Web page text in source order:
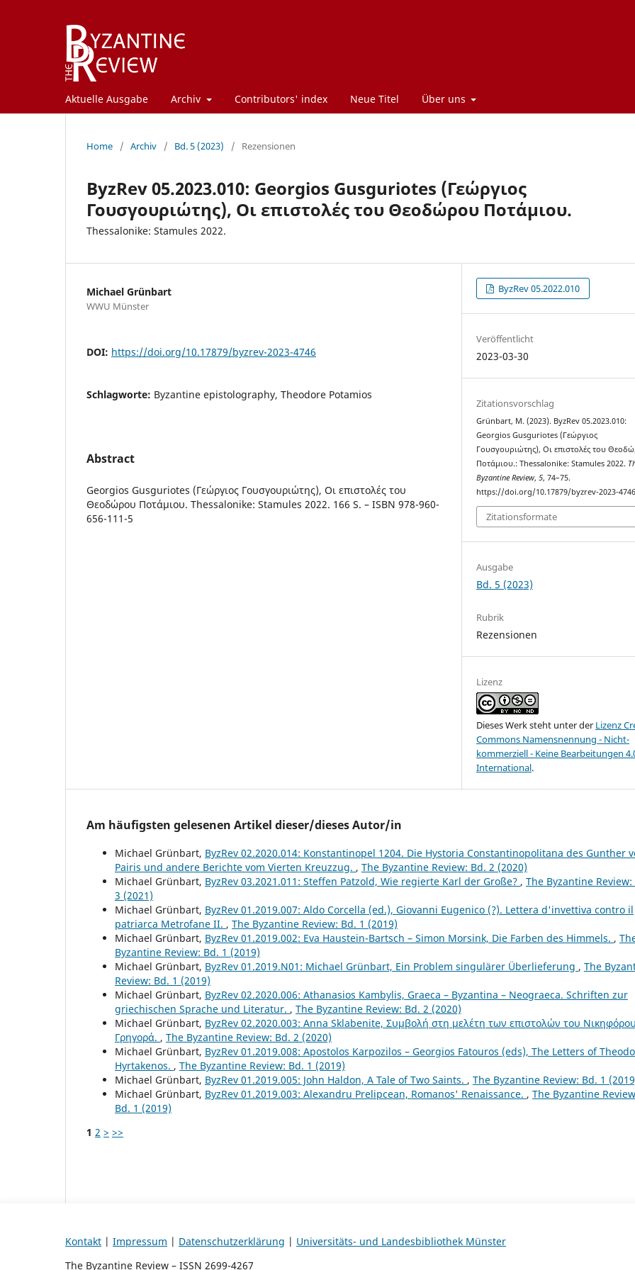
Aktuelle Ausgabe Archiv Contributors' index Neue Titel Über uns
Home / Archiv / Bd. 5 (2023) / Rezensionen
ByzRev 05.2023.010: Georgios Gusguriotes (Γεώργιος
Γουσγουριώτης), Οι επιστολές του Θεοδώρου Ποτάμιου.
Thessalonike: Stamules 2022.
Michael Grünbart
WWU Münster
DOI: https://doi.org/10.17879/byzrev-2023-4746
Schlagworte: Byzantine epistolography, Theodore Potamios
Abstract
Georgios Gusguriotes (Γεώργιος Γουσγουριώτης), Οι επιστολές του
Θεοδώρου Ποτάμιου. Thessalonike: Stamules 2022. 166 S. – ISBN 978-960-
656-111-5
ByzRev 05.2022.010
Veröffentlicht
2023-03-30
Zitationsvorschlag
Grünbart, M. (2023). ByzRev 05.2023.010:
Georgios Gusguriotes (Γεώργιος
Γουσγουριώτης), Οι επιστολές του
Ποτάμιου.: Thessalonike: Stamules 2022.
Byzantine Review,5, 74–75.
https://doi.org/10.17879/byzrev-2023-4746
Zitationsformate
Ausgabe
Bd. 5 (2023)
Rubrik
Rezensionen
Lizenz
Dieses Werk steht unter der Lizenz
Commons Namensnennung - Nicht-
kommerziell - Keine Bearbeitungen
International.
Am häufigsten gelesenen Artikel dieser/dieses Autor/in
Michael Grünbart, ByzRev 02.2020.014: Konstantinopel 1204. Die Hystoria Constantinopolitana des Gunther
Pairis und andere Berichte vom Vierten Kreuzzug. , The Byzantine Review: Bd. 2 (2020)
Michael Grünbart, ByzRev 03.2021.011: Steffen Patzold, Wie regierte Karl der Große? , The Byzantine Review:
3 (2021)
Michael Grünbart, ByzRev 01.2019.007: Aldo Corcella (ed.), Giovanni Eugenico (?). Lettera d'invettiva contro il
patriarca Metrofane II. , The Byzantine Review: Bd. 1 (2019)
Michael Grünbart, ByzRev 01.2019.002: Eva Haustein-Bartsch – Simon Morsink, Die Farben des Himmels. ,
Byzantine Review: Bd. 1 (2019)
Michael Grünbart, ByzRev 01.2019.N01: Michael Grünbart, Ein Problem singulärer Überlieferung , The
Review: Bd. 1 (2019)
Michael Grünbart, ByzRev 02.2020.006: Athanasios Kambylis, Graeca – Byzantina – Neograeca. Schriften zur
griechischen Sprache und Literatur. , The Byzantine Review: Bd. 2 (2020)
Michael Grünbart, ByzRev 02.2020.003: Anna Sklabenite, Συμβολή στη μελέτη των επιστολών του Νικηφόρου
Γρηγορά. , The Byzantine Review: Bd. 2 (2020)
Michael Grünbart, ByzRev 01.2019.008: Apostolos Karpozilos – Georgios Fatouros (eds), The Letters of
Hyrtakenos. , The Byzantine Review: Bd. 1 (2019)
Michael Grünbart, ByzRev 01.2019.005: John Haldon, A Tale of Two Saints. , The Byzantine Review: Bd. 1
Michael Grünbart, ByzRev 01.2019.003: Alexandru Prelipcean, Romanos' Renaissance. , The Byzantine
Bd. 1 (2019)
1 2 > >>
Kontakt | Impressum | Datenschutzerklärung | Universitäts- und Landesbibliothek Münster
The Byzantine Review – ISSN 2699-4267